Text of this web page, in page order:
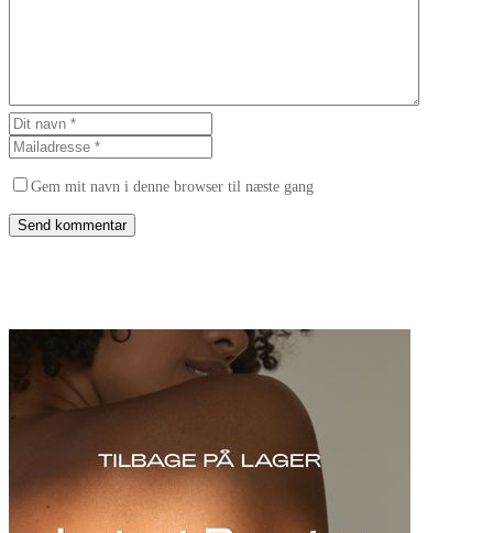
Gem mit navn i denne browser til næste gang